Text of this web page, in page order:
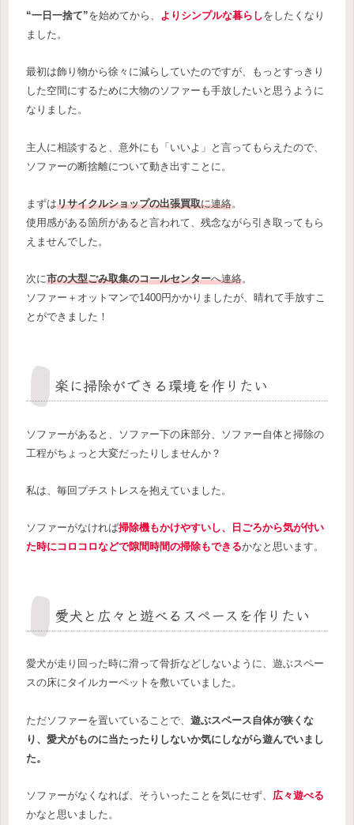
“一日一捨て”を始めてから、 よりシンプルな暮らしをしたくなり
ました。
最初は飾り物から徐々に減らしていたのですが、もっとすっきり
した空間にするために大物のソファーも手放したいと思うように
なりました。
主人に相談すると、意外にも「いいよ」と言ってもらえたので、
ソファーの断捨離について動き出すことに。
まずはリサイクルショップの出張買取に連絡。
使用感がある箇所があると言われて、残念ながら引き取ってもら
えませんでした。
次に市の大型ごみ取集のコールセンターへ連絡。
ソファー＋オットマンで1400円かかりましたが、晴れて手放すこ
とができました！
楽に掃除ができる環境を作りたい
ソファーがあると、ソファー下の床部分、ソファー自体と掃除の
工程がちょっと大変だったりしませんか？
私は、毎回プチストレスを抱えていました。
ソファーがなければ掃除機もかけやすいし、日ごろから気が付い
た時にコロコロなどで隙間時間の掃除もできるかなと思います。
愛犬と広々と遊べるスペースを作りたい
愛犬が走り回った時に滑って骨折などしないように、遊ぶスペー
スの床にタイルカーペットを敷いていました。
ただソファーを置いていることで、 遊ぶスペース自体が狭くな
り、愛犬がものに当たったりしないか気にしながら遊んでいまし
た。
ソファーがなくなれば、そういったことを気にせず、 広々遊べる
かなと思いました。